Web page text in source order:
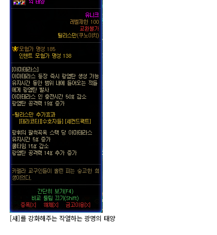
[새]를 강화해주는 작열하는 광명의 태양